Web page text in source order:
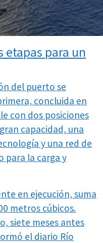
etapas para un
del puerto se
concluida en
con dos posiciones
capacidad, una
y una red de
para la carga y
en ejecución, suma
metros cúbicos.
siete meses antes
el diario Río